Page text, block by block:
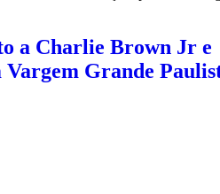
a Charlie Brown Jr e
Vargem Grande